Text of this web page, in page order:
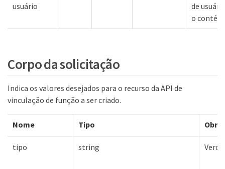
usuário
de
o contém
Corpo da solicitação
Indica os valores desejados para o recurso da API de
vinculação de função a ser criado.
Nome Tipo
tipo string